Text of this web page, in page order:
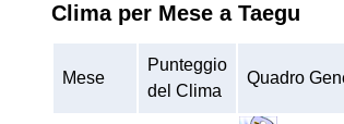
Clima per Mese a Taegu
Mese
Punteggio
del Clima
Quadro